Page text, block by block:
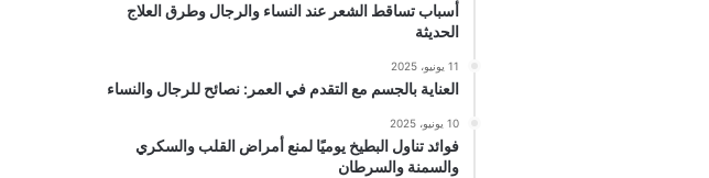
أسباب تساقط الشعر عند النساء والرجال وطرق العلاج
الحديثة
11 يونيو، 2025
العناية بالجسم مع التقدم في العمر: نصائح للرجال والنساء
10 يونيو، 2025
فوائد تناول البطيخ يوميًا لمنع أمراض القلب والسكري
والسمنة والسرطان